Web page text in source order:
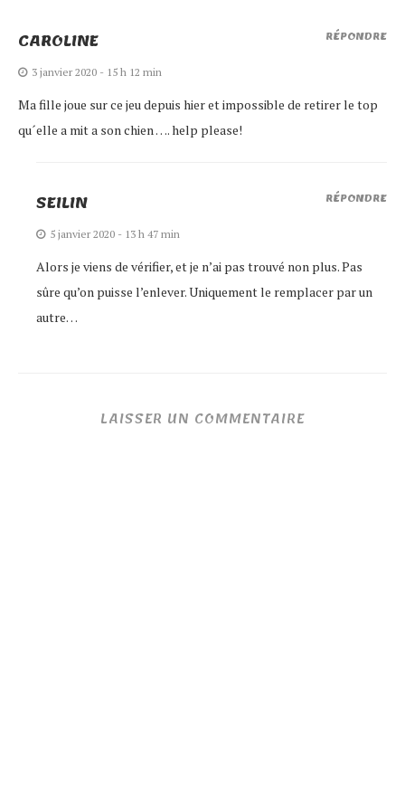
CAROLINE
3 janvier 2020 - 15 h 12 min
Ma fille joue sur ce jeu depuis hier et impossible de retirer le top
qu´elle a mit a son chien …. help please!
RÉPONDRE
SEILIN
5 janvier 2020 - 13 h 47 min
Alors je viens de vérifier, et je n’ai pas trouvé non plus. Pas
sûre qu’on puisse l’enlever. Uniquement le remplacer par un
autre…
RÉPONDRE
LAISSER UN COMMENTAIRE